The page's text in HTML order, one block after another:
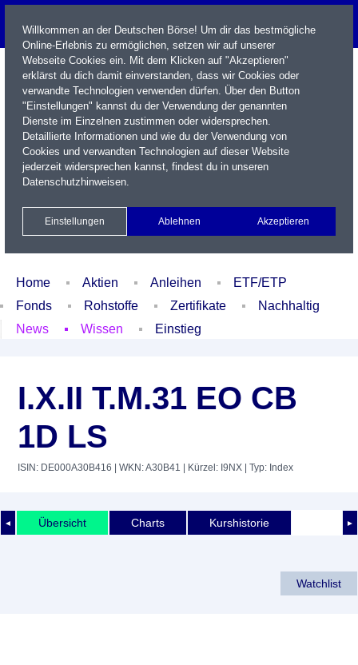
Name / WKN / ISIN / Kürzel
Xetra Realtime
Watchlist Portfolio Login
Home Aktien Anleihen
ETF/ETP
Fonds
Rohstoffe Zertifikate
Nachhaltig
News
Wissen Einstieg
I.X.II T.M.31 EO CB
1D LS
ISIN: DE000A30B416 | WKN: A30B41 | Kürzel: I9NX | Typ: Index
◄ ►
Übersicht Charts Kurshistorie
Watchlist
Willkommen an der Deutschen Börse! Um dir das bestmögliche
Online-Erlebnis zu ermöglichen, setzen wir auf unserer
Webseite Cookies ein. Mit dem Klicken auf "Akzeptieren"
erklärst du dich damit einverstanden, dass wir Cookies oder
verwandte Technologien verwenden dürfen. Über den Button
"Einstellungen" kannst du der Verwendung der genannten
Dienste im Einzelnen zustimmen oder widersprechen.
Detaillierte Informationen und wie du der Verwendung von
Cookies und verwandten Technologien auf dieser Website
jederzeit widersprechen kannst, findest du in unseren
Datenschutzhinweisen.
Einstellungen Ablehnen Akzeptieren